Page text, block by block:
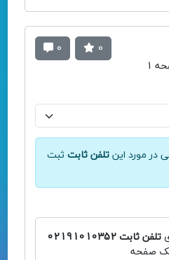
0 0
در مورد این تلفن ثابت ثبت
تلفن ثابت 02191010352
صفحه